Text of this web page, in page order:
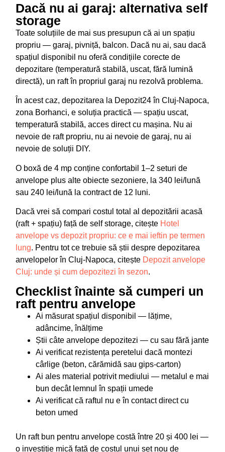
Dacă nu ai garaj: alternativa self
storage
Toate soluțiile de mai sus presupun că ai un spațiu
propriu — garaj, pivniță, balcon. Dacă nu ai, sau dacă
spațiul disponibil nu oferă condițiile corecte de
depozitare (temperatură stabilă, uscat, fără lumină
directă), un raft în propriul garaj nu rezolvă problema.
În acest caz, depozitarea la Depozit24 în Cluj-Napoca,
zona Borhanci, e soluția practică — spațiu uscat,
temperatură stabilă, acces direct cu mașina. Nu ai
nevoie de raft propriu, nu ai nevoie de garaj, nu ai
nevoie de soluții DIY.
O boxă de 4 mp conține confortabil 1–2 seturi de
anvelope plus alte obiecte sezoniere, la 340 lei/lună
sau 240 lei/lună la contract de 12 luni.
Dacă vrei să compari costul total al depozitării acasă
(raft + spațiu) față de self storage, citește Hotel
anvelope vs depozit propriu: ce e mai ieftin pe termen
lung. Pentru tot ce trebuie să știi despre depozitarea
anvelopelor în Cluj-Napoca, citește Depozit anvelope
Cluj: unde și cum depozitezi în sezon.
Checklist înainte să cumperi un
raft pentru anvelope
Ai măsurat spațiul disponibil — lățime,
adâncime, înălțime
Știi câte anvelope depozitezi — cu sau fără jante
Ai verificat rezistența peretelui dacă montezi
cârlige (beton, cărămidă sau gips-carton)
Ai ales material potrivit mediului — metalul e mai
bun decât lemnul în spații umede
Ai verificat că raftul nu e în contact direct cu
beton umed
Un raft bun pentru anvelope costă între 20 și 400 lei —
o investiție mică față de costul unui set nou de